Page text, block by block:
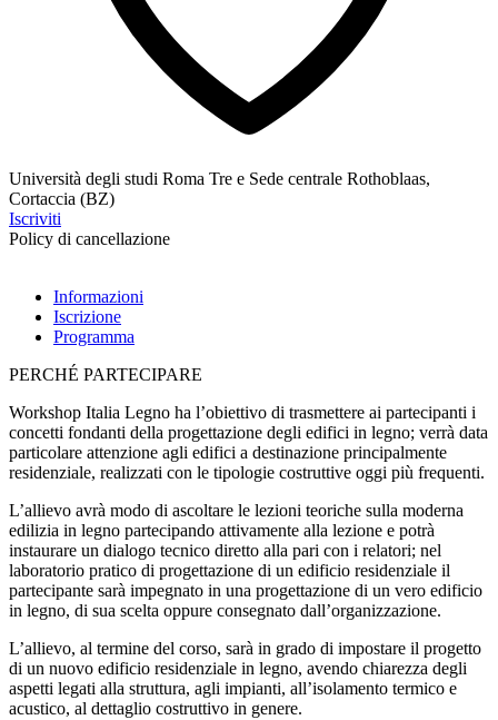
Università degli studi Roma Tre e Sede centrale Rothoblaas,
Cortaccia (BZ)
Iscriviti
Policy di cancellazione
Informazioni
Iscrizione
Programma
PERCHÉ PARTECIPARE
Workshop Italia Legno ha l’obiettivo di trasmettere ai partecipanti i
concetti fondanti della progettazione degli edifici in legno; verrà data
particolare attenzione agli edifici a destinazione principalmente
residenziale, realizzati con le tipologie costruttive oggi più frequenti.
L’allievo avrà modo di ascoltare le lezioni teoriche sulla moderna
edilizia in legno partecipando attivamente alla lezione e potrà
instaurare un dialogo tecnico diretto alla pari con i relatori; nel
laboratorio pratico di progettazione di un edificio residenziale il
partecipante sarà impegnato in una progettazione di un vero edificio
in legno, di sua scelta oppure consegnato dall’organizzazione.
L’allievo, al termine del corso, sarà in grado di impostare il progetto
di un nuovo edificio residenziale in legno, avendo chiarezza degli
aspetti legati alla struttura, agli impianti, all’isolamento termico e
acustico, al dettaglio costruttivo in genere.